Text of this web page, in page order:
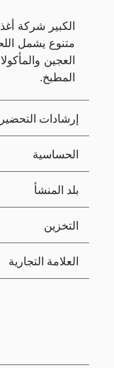
متنوع يشمل
العجين
المطبخ.
إرشادات التحضير
الحساسية
بلد المنشأ
التخزين
العلامة التجارية